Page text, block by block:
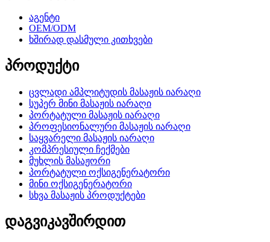
აგენტი
OEM/ODM
ხშირად დასმული კითხვები
პროდუქტი
ცვლადი ამპლიტუდის მასაჟის იარაღი
სუპერ მინი მასაჟის იარაღი
პორტატული მასაჟის იარაღი
პროფესიონალური მასაჟის იარაღი
საყვარელი მასაჟის იარაღი
კომპრესიული ჩექმები
მუხლის მასაჟორი
პორტატული ოქსიგენერატორი
მინი ოქსიგენერატორი
სხვა მასაჟის პროდუქტები
დაგვიკავშირდით